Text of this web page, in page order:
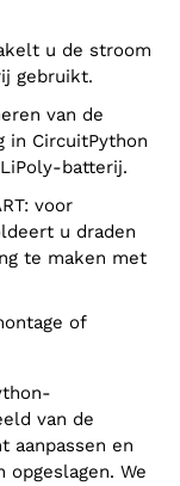
gebruikt.
in CircuitPython
batterij.
u draden
te maken met
van de
aanpassen en
We